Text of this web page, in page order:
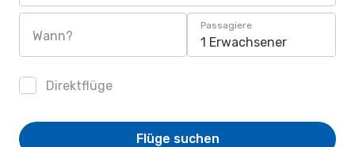
Wann?
Passagiere
1 Erwachsener
Direktflüge
Flüge suchen